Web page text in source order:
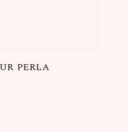
PERLA